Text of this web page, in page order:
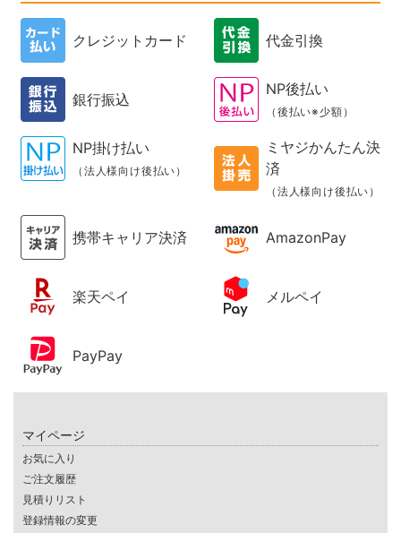
クレジットカード 代金引換
銀行振込
NP後払い
（後払い※少額）
NP掛け払い
（法人様向け後払い）
ミヤジかんたん決
済
（法人様向け後払い）
携帯キャリア決済 AmazonPay
楽天ペイ メルペイ
PayPay
マイページ
お気に入り
ご注文履歴
見積りリスト
登録情報の変更